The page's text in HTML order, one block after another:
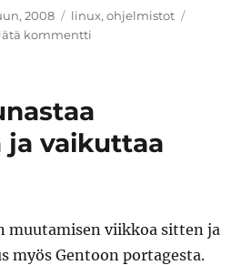
2008 Kategoriat
linux,ohjelmistot
kommentti
myös
ja vaikuttaa
muutamisen viikkoa sitten ja
myös Gentoon portagesta.